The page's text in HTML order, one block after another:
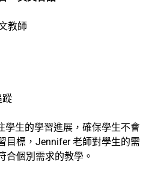
教師
蹤
學生的學習進展，確保學生不會
目標，Jennifer 老師對學生的需
合個別需求的教學。